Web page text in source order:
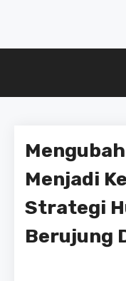
Menjadi
Strategi
Berujung